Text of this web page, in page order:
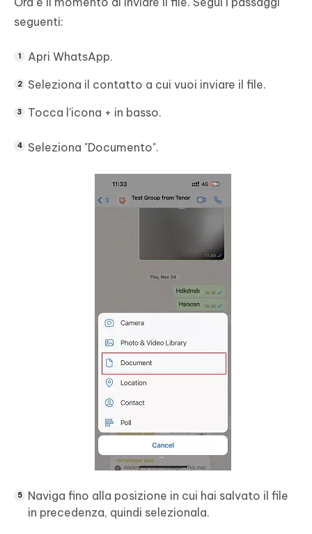
seguenti:
Apri WhatsApp.
Seleziona il contatto a cui vuoi inviare il file.
Tocca l'icona + in basso.
Seleziona "Documento".
Naviga fino alla posizione in cui hai salvato il file
in precedenza, quindi selezionala.